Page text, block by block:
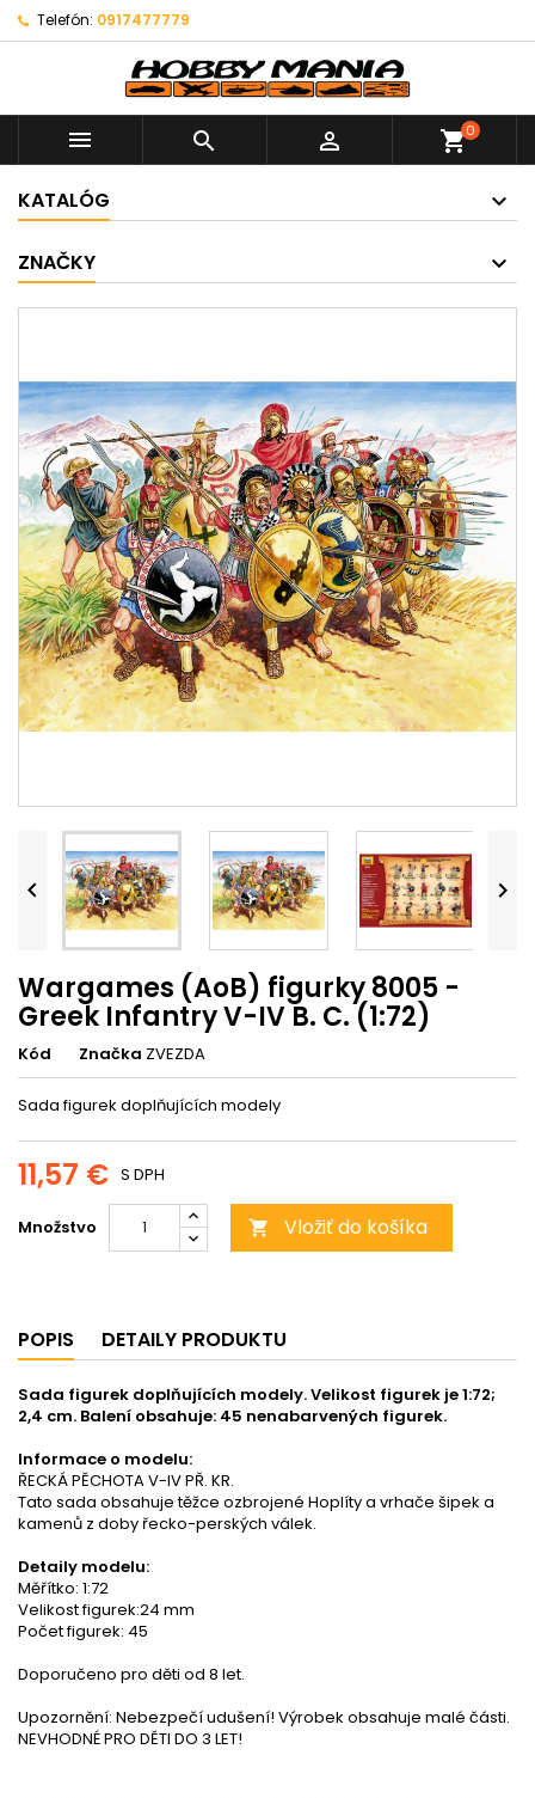
Telefón: 0917477779
   shopping_cart0
KATALÓG
ZNAČKY
 
Wargames (AoB) figurky 8005 -
Greek Infantry V-IV B. C. (1:72)
Kód Značka ZVEZDA
Sada figurek doplňujících modely
11,57 € S DPH
Množstvo  Vložiť do košíka
POPIS DETAILY PRODUKTU
Sada figurek doplňujících modely. Velikost figurek je 1:72;
2,4 cm. Balení obsahuje: 45 nenabarvených figurek.
Informace o modelu:
ŘECKÁ PĚCHOTA V-IV PŘ. KR.
Tato sada obsahuje těžce ozbrojené Hoplíty a vrhače šipek a
kamenů z doby řecko-perských válek.
Detaily modelu:
Měřítko: 1:72
Velikost figurek:24 mm
Počet figurek: 45
Doporučeno pro děti od 8 let.
Upozornění: Nebezpečí udušení! Výrobek obsahuje malé části.
NEVHODNÉ PRO DĚTI DO 3 LET!